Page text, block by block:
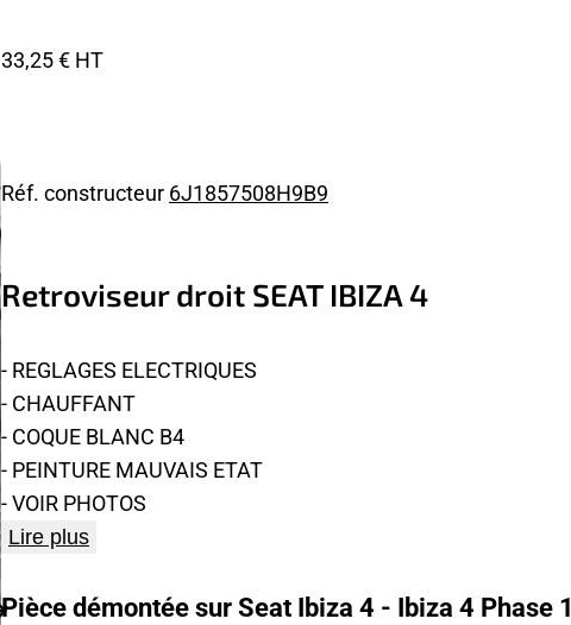
33,25 € HT
Réf. constructeur 6J1857508H9B9
Retroviseur droit SEAT IBIZA 4
- REGLAGES ELECTRIQUES
- CHAUFFANT
- COQUE BLANC B4
- PEINTURE MAUVAIS ETAT
- VOIR PHOTOS
Lire plus
Pièce démontée sur Seat Ibiza 4 - Ibiza 4 Phase 1